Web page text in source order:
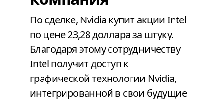
По сделке, Nvidia купит акции Intel
по цене 23,28 доллара за штуку.
Благодаря этому сотрудничеству
Intel получит доступ к
графической технологии Nvidia,
интегрированной в свои будущие